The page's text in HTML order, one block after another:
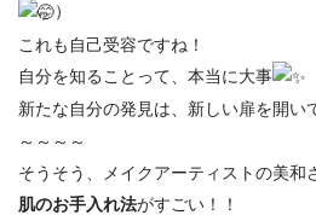
）
これも自己受容ですね！
自分を知ることって、本当に大事
新たな自分の発見は、新しい扉を開い
～～～～
そうそう、メイクアーティストの美和
肌のお手入れ法がすごい！！